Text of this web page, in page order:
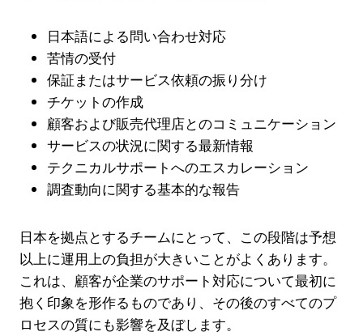
日本語による問い合わせ対応
苦情の受付
保証またはサービス依頼の振り分け
チケットの作成
顧客および販売代理店とのコミュニケーション
サービスの状況に関する最新情報
テクニカルサポートへのエスカレーション
調査動向に関する基本的な報告
日本を拠点とするチームにとって、この段階は予想
以上に運用上の負担が大きいことがよくあります。
これは、顧客が企業のサポート対応について最初に
抱く印象を形作るものであり、その後のすべてのプ
ロセスの質にも影響を及ぼします。